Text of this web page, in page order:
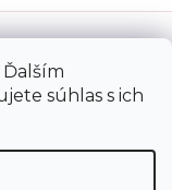
súhlas s ich